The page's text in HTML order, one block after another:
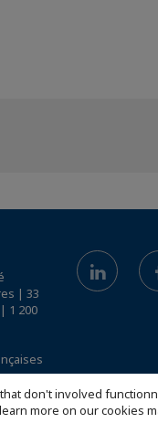
don't involved
more on our cookies
| 33
1 200